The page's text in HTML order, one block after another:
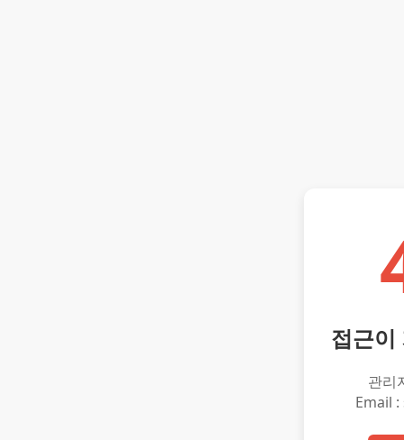
접근이
관리
Email